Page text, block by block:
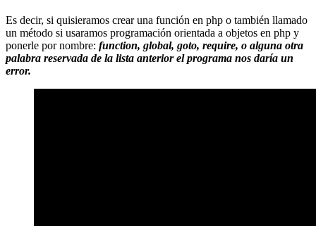
Es decir, si quisieramos crear una función en php o también llamado
un método si usaramos programación orientada a objetos en php y
ponerle por nombre: function, global, goto, require, o alguna otra
palabra reservada de la lista anterior el programa nos daría un
error.